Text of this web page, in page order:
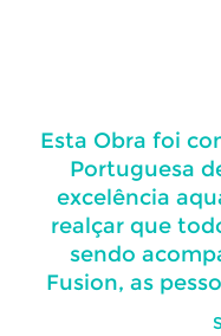
Esta Obra foi
Portuguesa
excelência
realçar que
sendo
Fusion, as
mostraram